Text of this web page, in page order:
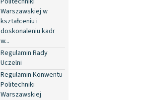
Warszawskiej w
kształceniu i
doskonaleniu kadr
w...
Regulamin Rady
Uczelni
Regulamin Konwentu
Politechniki
Warszawskiej